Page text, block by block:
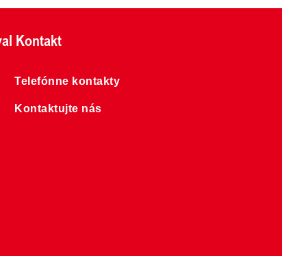
Kontakt
Telefónne kontakty
Kontaktujte nás